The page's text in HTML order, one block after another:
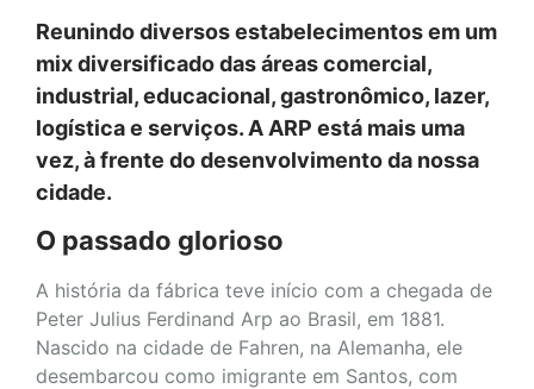
Reunindo diversos estabelecimentos em um
mix diversificado das áreas comercial,
industrial, educacional, gastronômico, lazer,
logística e serviços. A ARP está mais uma
vez, à frente do desenvolvimento da nossa
cidade.
O passado glorioso
A história da fábrica teve início com a chegada de
Peter Julius Ferdinand Arp ao Brasil, em 1881.
Nascido na cidade de Fahren, na Alemanha, ele
desembarcou como imigrante em Santos, com